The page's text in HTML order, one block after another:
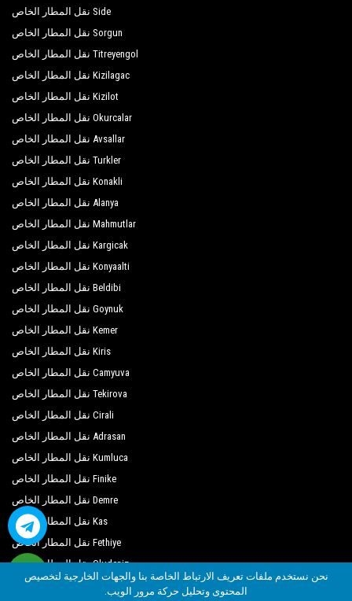
Side نقل المطار الخاص
Sorgun نقل المطار الخاص
Titreyengol نقل المطار الخاص
Kizilagac نقل المطار الخاص
Kizilot نقل المطار الخاص
Okurcalar نقل المطار الخاص
Avsallar نقل المطار الخاص
Turkler نقل المطار الخاص
Konakli نقل المطار الخاص
Alanya نقل المطار الخاص
Mahmutlar نقل المطار الخاص
Kargicak نقل المطار الخاص
Konyaalti نقل المطار الخاص
Beldibi نقل المطار الخاص
Goynuk نقل المطار الخاص
Kemer نقل المطار الخاص
Kiris نقل المطار الخاص
Camyuva نقل المطار الخاص
Tekirova نقل المطار الخاص
Cirali نقل المطار الخاص
Adrasan نقل المطار الخاص
Kumluca نقل المطار الخاص
Finike نقل المطار الخاص
Demre نقل المطار الخاص
Kas نقل المطار الخاص
Fethiye نقل المطار الخاص
Oludeniz نقل المطار الخاص
By Seja Group Travel (14956 Tursab)
نحن نستخدم ملفات تعريف الارتباط الخاصة بنا والجهات الخارجية لتخصيص
المحتوى وتحليل حركة مرور الويب.